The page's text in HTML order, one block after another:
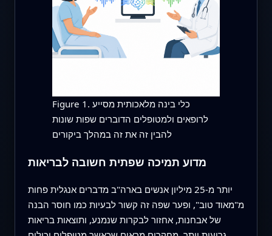
Figure 1. כלי בינה מלאכותית מסייע
לרופאים ולמטופלים הדוברים שפות שונות
להבין זה את זה במהלך ביקורים
מדוע תמיכה שפתית חשובה לבריאות
יותר מ-25 מיליון אנשים בארה"ב מדברים אנגלית פחות
מ"מאוד טוב", ופער שפה זה קשור לבעיות כמו חוסר הבנה
של אבחנות, אחזור לבקרות שנמנע, ותוצאות בריאות